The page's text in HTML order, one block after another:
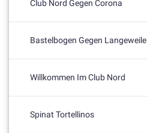
Club Nord Gegen Corona
Bastelbogen Gegen Langeweile
Willkommen Im Club Nord
Spinat Tortellinos